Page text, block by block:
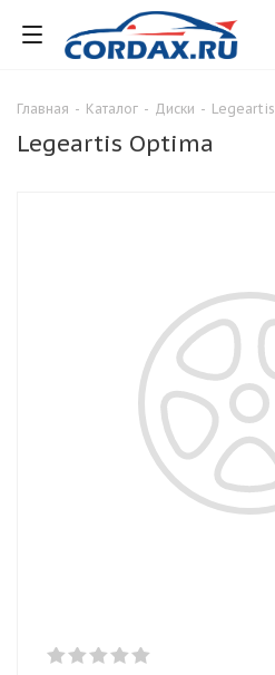
Главная - Каталог - Диски -
Legeartis Optima